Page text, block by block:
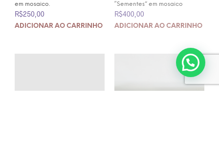
em mosaico.
R$250,00
ADICIONAR AO CARRINHO
Centro de mesa
“Sementes” em mosaico
ADICIONAR AO CARRINHO